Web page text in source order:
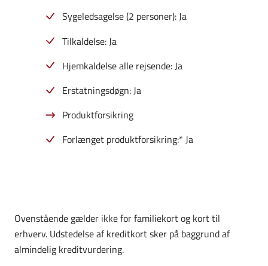
Sygeledsagelse (2 personer): Ja
Tilkaldelse: Ja
Hjemkaldelse alle rejsende: Ja
Erstatningsdøgn: Ja
Produktforsikring
Forlænget produktforsikring:* Ja
Ovenstående gælder ikke for familiekort og kort til
erhverv. Udstedelse af kreditkort sker på baggrund af
almindelig kreditvurdering.